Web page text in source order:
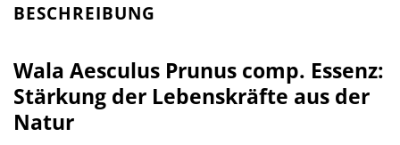
BESCHREIBUNG
Wala Aesculus Prunus comp. Essenz:
Stärkung der Lebenskräfte aus der
Natur